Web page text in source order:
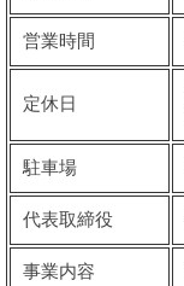
営業時間
定休日
駐車場
代表取締役
事業内容